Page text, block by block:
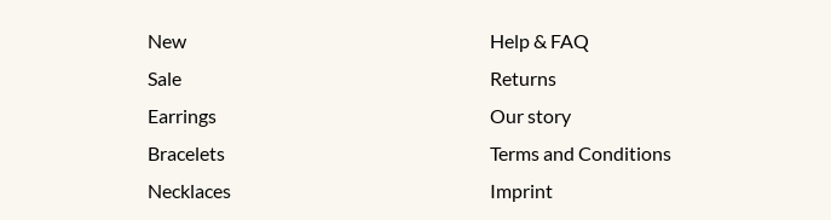
New
Sale
Earrings
Bracelets
Necklaces
Help & FAQ
Returns
Our story
Terms and Conditions
Imprint